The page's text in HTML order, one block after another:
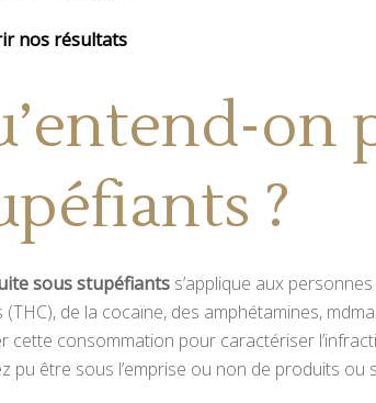
nos résultats
on
?
sous stupéfiants s’applique aux
(THC), de la cocaïne, des amphétamines,
cette consommation pour caractériser
pu être sous l’emprise ou non de produits